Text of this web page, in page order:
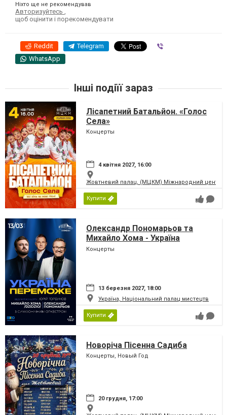
Ніхто ще не рекомендував
Авторизуйтесь
щоб оцінити і порекомендувати
Reddit Telegram
WhatsApp
Інші подіїї зараз
Лісапетний Батальйон. «Голос
Села»
Концерты
4 квітня 2027, 16:00
Жовтневий палац, (МЦКМ) Міжнародний центр
Купити
Олександр Пономарьов та
Михайло Хома - Україна
Переможе!
Концерты
13 березня 2027, 18:00
Україна, Національний палац мистецтв
Купити
Новоріча Пісенна Садиба
Концерты, Новый Год
20 грудня, 17:00